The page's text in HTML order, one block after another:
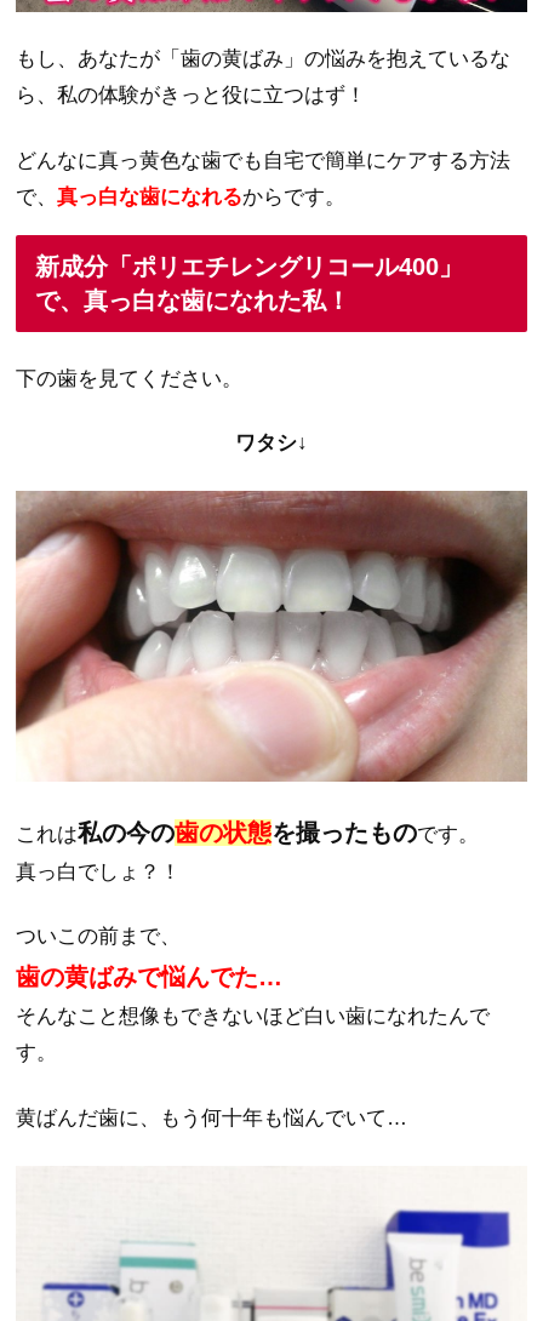
もし、あなたが「歯の黄ばみ」の悩みを抱えているな
ら、私の体験がきっと役に立つはず！
どんなに真っ黄色な歯でも自宅で簡単にケアする方法
で、真っ白な歯になれるからです。
新成分「ポリエチレングリコール400」
で、真っ白な歯になれた私！
下の歯を見てください。
ワタシ↓
これは私の今の歯の状態を撮ったものです。
真っ白でしょ？！
ついこの前まで、
歯の黄ばみで悩んでた…
そんなこと想像もできないほど白い歯になれたんで
す。
黄ばんだ歯に、もう何十年も悩んでいて…